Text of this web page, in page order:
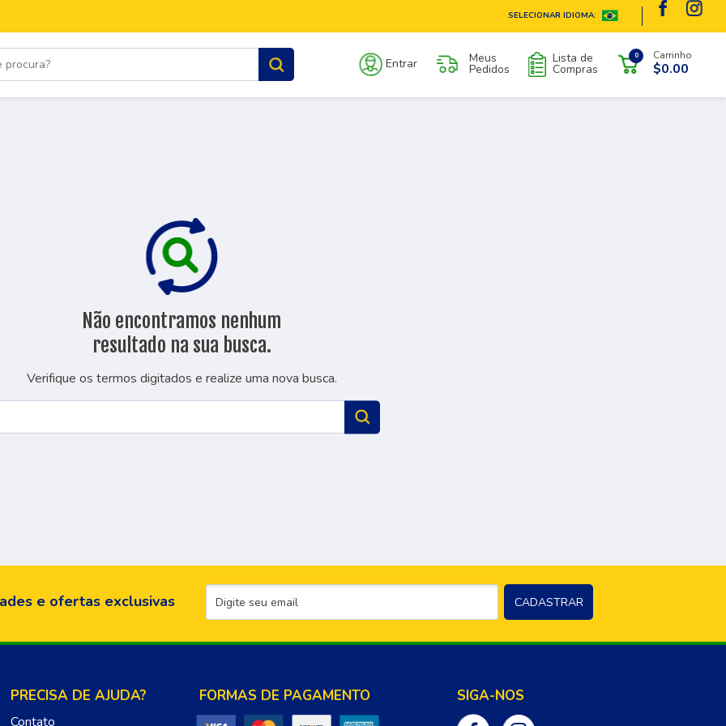
SELECIONAR IDIOMA:
Entrar Meus
Pedidos
Lista de
Compras
0 Carrinho
$0.00
Não encontramos nenhum
resultado na sua busca.
Verifique os termos digitados e realize uma nova busca.
e ofertas exclusivas
PRECISA DE AJUDA?
Contato
FORMAS DE PAGAMENTO SIGA-NOS